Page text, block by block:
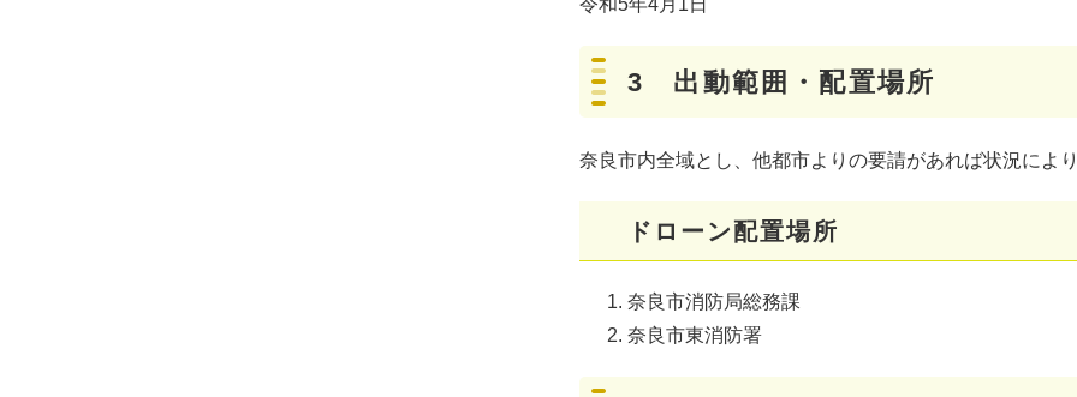
令和5年4月1日
3 出動範囲・配置場所
奈良市内全域とし、他都市よりの要請があれば状況によ
ドローン配置場所
奈良市消防局総務課
奈良市東消防署